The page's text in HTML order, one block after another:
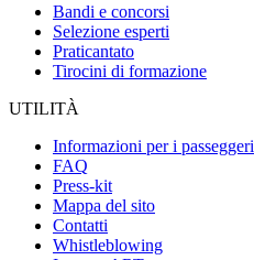
Bandi e concorsi
Selezione esperti
Praticantato
Tirocini di formazione
UTILITÀ
Informazioni per i passeggeri
FAQ
Press-kit
Mappa del sito
Contatti
Whistleblowing